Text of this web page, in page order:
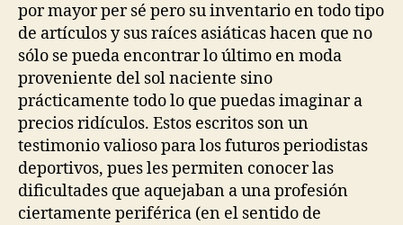
por mayor per sé pero su inventario en todo tipo
de artículos y sus raíces asiáticas hacen que no
sólo se pueda encontrar lo último en moda
proveniente del sol naciente sino
prácticamente todo lo que puedas imaginar a
precios ridículos. Estos escritos son un
testimonio valioso para los futuros periodistas
deportivos, pues les permiten conocer las
dificultades que aquejaban a una profesión
ciertamente periférica (en el sentido de